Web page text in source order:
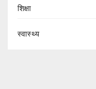
शिक्षा
स्वास्थ्य